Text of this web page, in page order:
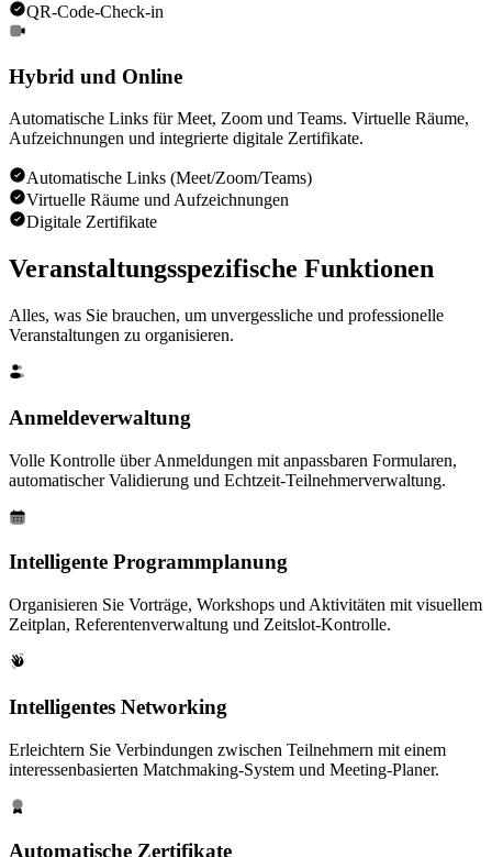
QR-Code-Check-in
Hybrid und Online
Automatische Links für Meet, Zoom und Teams. Virtuelle Räume,
Aufzeichnungen und integrierte digitale Zertifikate.
Automatische Links (Meet/Zoom/Teams)
Virtuelle Räume und Aufzeichnungen
Digitale Zertifikate
Veranstaltungsspezifische Funktionen
Alles, was Sie brauchen, um unvergessliche und professionelle
Veranstaltungen zu organisieren.
Anmeldeverwaltung
Volle Kontrolle über Anmeldungen mit anpassbaren Formularen,
automatischer Validierung und Echtzeit-Teilnehmerverwaltung.
Intelligente Programmplanung
Organisieren Sie Vorträge, Workshops und Aktivitäten mit visuellem
Zeitplan, Referentenverwaltung und Zeitslot-Kontrolle.
Intelligentes Networking
Erleichtern Sie Verbindungen zwischen Teilnehmern mit einem
interessenbasierten Matchmaking-System und Meeting-Planer.
Automatische Zertifikate